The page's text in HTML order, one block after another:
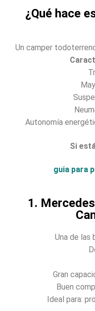
¿Qué hace
Un camper
Autonomía
Si
guia para
1.
Una de las
Gran
Buen
Ideal para: